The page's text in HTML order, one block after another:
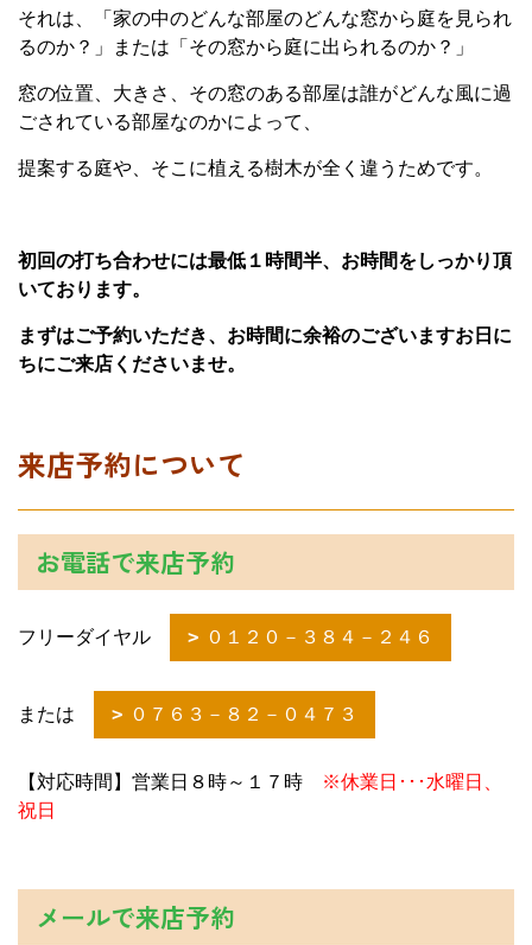
それは、「家の中のどんな部屋のどんな窓から庭を見られ
るのか？」または「その窓から庭に出られるのか？」
窓の位置、大きさ、その窓のある部屋は誰がどんな風に過
ごされている部屋なのかによって、
提案する庭や、そこに植える樹木が全く違うためです。
初回の打ち合わせには最低１時間半、お時間をしっかり頂
いております。
まずはご予約いただき、お時間に余裕のございますお日に
ちにご来店くださいませ。
来店予約について
お電話で来店予約
フリーダイヤル ０１２０－３８４－２４６
または ０７６３－８２－０４７３
【対応時間】営業日８時～１７時
※休業日･･･水曜日、
祝日
メールで来店予約